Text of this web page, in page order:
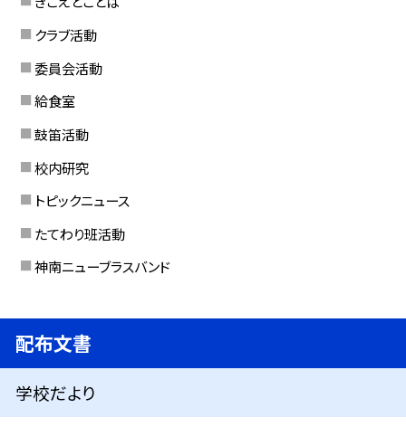
クラブ活動
委員会活動
給食室
鼓笛活動
校内研究
トピックニュース
たてわり班活動
神南ニューブラスバンド
配布文書
学校だより